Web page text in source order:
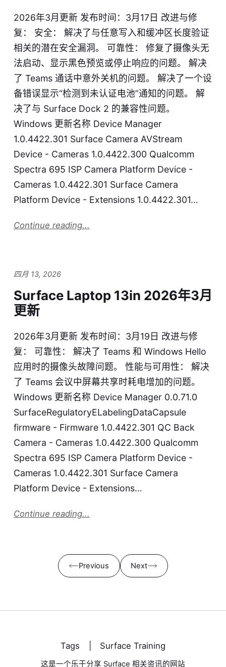
2026年3月更新 发布时间：3月17日 改进与修
复： 安全： 解决了与任意写入和缓冲区长度验证
相关的潜在安全漏洞。 可靠性： 修复了摄像头无
法启动、显示黑色预览或停止响应的问题。 解决
了 Teams 通话中意外关机的问题。 解决了一个设
备错误显示“检测到未认证电池”通知的问题。 解
决了与 Surface Dock 2 的兼容性问题。
Windows 更新名称 Device Manager
1.0.4422.301 Surface Camera AVStream
Device - Cameras 1.0.4422.300 Qualcomm
Spectra 695 ISP Camera Platform Device -
Cameras 1.0.4422.301 Surface Camera
Platform Device - Extensions 1.0.4422.301…
Continue reading...
四月 13, 2026
Surface Laptop 13in 2026年3月
更新
2026年3月更新 发布时间：3月19日 改进与修
复： 可靠性： 解决了 Teams 和 Windows Hello
应用时的摄像头故障问题。 性能与可用性： 解决
了 Teams 会议中屏幕共享时耗电增加的问题。
Windows 更新名称 Device Manager 0.0.71.0
SurfaceRegulatoryELabelingDataCapsule
firmware - Firmware 1.0.4422.301 QC Back
Camera - Cameras 1.0.4422.300 Qualcomm
Spectra 695 ISP Camera Platform Device -
Cameras 1.0.4422.301 Surface Camera
Platform Device - Extensions…
Continue reading...
Previous Next
Tags Surface Training
这是一个乐于分享 Surface 相关资讯的网站